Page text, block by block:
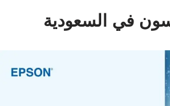
في السعودية